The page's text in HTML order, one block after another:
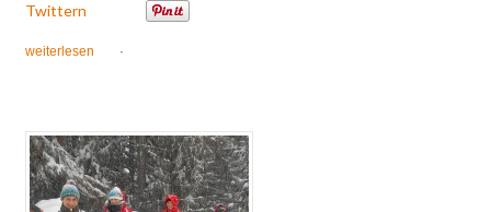
Twittern
weiterlesen ·